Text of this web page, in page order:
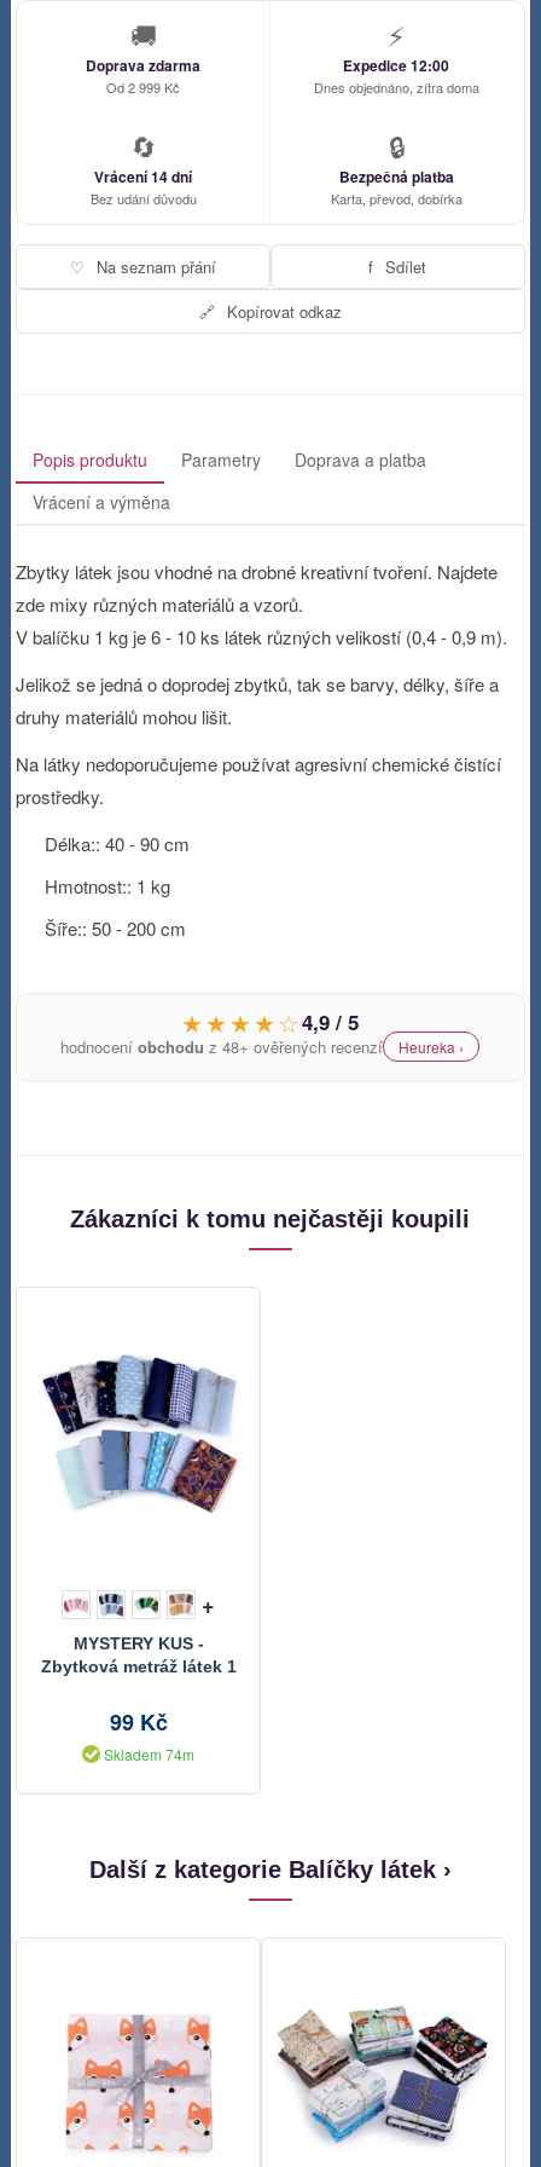
🚚
Doprava zdarma
Od 2 999 Kč
⚡
Expedice 12:00
Dnes objednáno, zítra doma
🔄
Vrácení 14 dní
Bez udání důvodu
🔒
Bezpečná platba
Karta, převod, dobírka
♡ Na seznam přání f Sdílet
🔗 Kopírovat odkaz
Popis produktu Parametry
Doprava a platba
Vrácení a výměna
Zbytky látek jsou vhodné na drobné kreativní tvoření. Najdete
zde mixy různých materiálů a vzorů.
V balíčku 1 kg je 6 - 10 ks látek různých velikostí (0,4 - 0,9 m).
Jelikož se jedná o doprodej zbytků, tak se barvy, délky, šíře a
druhy materiálů mohou lišit.
Na látky nedoporučujeme používat agresivní chemické čistící
prostředky.
Délka:: 40 - 90 cm
Hmotnost:: 1 kg
Šíře:: 50 - 200 cm
★★★★☆4,9 / 5
hodnoceníobchodu z 48+ ověřených recenzí Heureka ›
Zákazníci k tomu nejčastěji koupili
+
MYSTERY KUS -
Zbytková metráž látek 1
99 Kč
Skladem 74m
Další z kategorie Balíčky látek ›